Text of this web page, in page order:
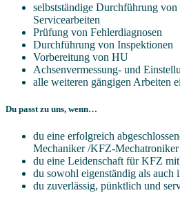
selbstständige Durchführung von
Servicearbeiten
Prüfung von Fehlerdiagnosen
Durchführung von Inspektionen
Vorbereitung von HU
Achsenvermessung- und
alle weiteren gängigen Arbeiten
Du passt zu uns, wenn…
du eine erfolgreich
Mechaniker /KFZ-
du eine Leidenschaft für KFZ
du sowohl eigenständig als auch
du zuverlässig, pünktlich und